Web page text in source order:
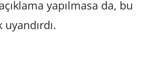
yapılmasa da, bu